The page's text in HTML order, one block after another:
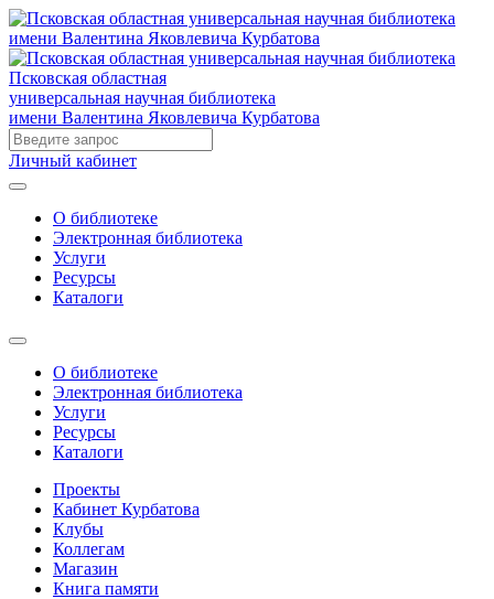
Псковская областная
универсальная научная библиотека
имени Валентина Яковлевича Курбатова
Личный кабинет
О библиотеке
Электронная библиотека
Услуги
Ресурсы
Каталоги
О библиотеке
Электронная библиотека
Услуги
Ресурсы
Каталоги
Проекты
Кабинет Курбатова
Клубы
Коллегам
Магазин
Книга памяти